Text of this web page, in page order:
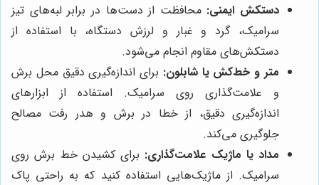
دستکش ایمنی: محافظت از دست‌ها در برابر لبه‌های تیز
سرامیک، گرد و غبار و لرزش دستگاه، با استفاده از
دستکش‌های مقاوم انجام می‌شود.
متر و خط‌کش یا شابلون: برای اندازه‌گیری دقیق محل برش
و علامت‌گذاری روی سرامیک. استفاده از ابزارهای
اندازه‌گیری دقیق، از خطا در برش و هدر رفت مصالح
جلوگیری می‌کند.
مداد یا ماژیک علامت‌گذاری: برای کشیدن خط برش روی
سرامیک. از ماژیک‌هایی استفاده کنید که به راحتی پاک